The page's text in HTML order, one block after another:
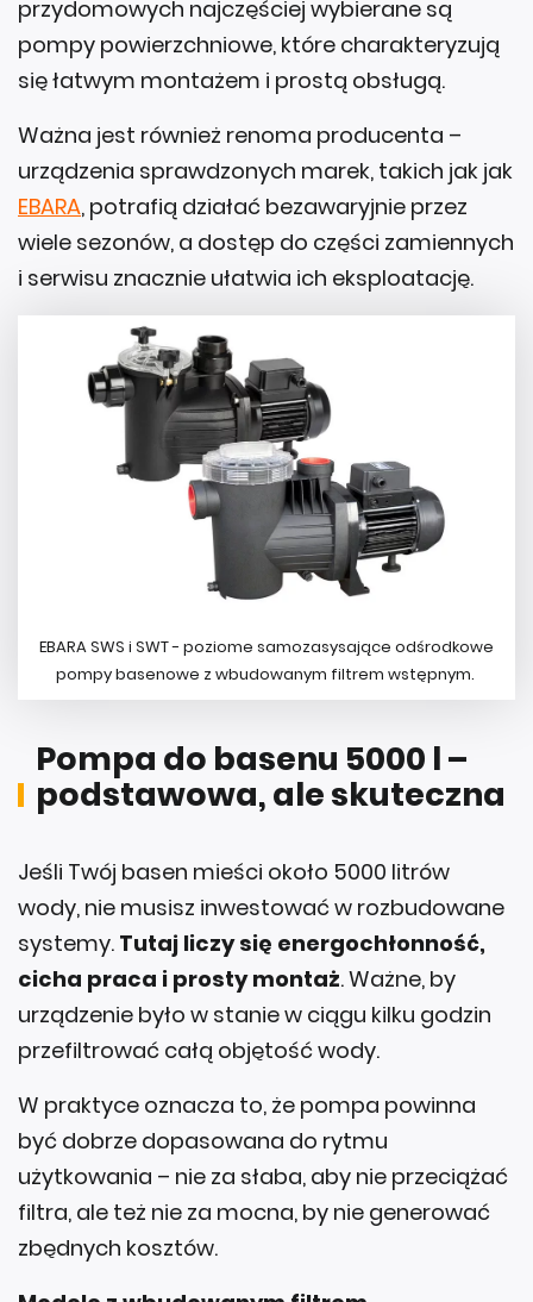
przydomowych najczęściej wybierane są
pompy powierzchniowe, które charakteryzują
się łatwym montażem i prostą obsługą.
Ważna jest również renoma producenta –
urządzenia sprawdzonych marek, takich jak jak
EBARA, potrafią działać bezawaryjnie przez
wiele sezonów, a dostęp do części zamiennych
i serwisu znacznie ułatwia ich eksploatację.
EBARA SWS i SWT - poziome samozasysające odśrodkowe
pompy basenowe z wbudowanym filtrem wstępnym.
Pompa do basenu 5000 l –
podstawowa, ale skuteczna
Jeśli Twój basen mieści około 5000 litrów
wody, nie musisz inwestować w rozbudowane
systemy. Tutaj liczy się energochłonność,
cicha praca i prosty montaż. Ważne, by
urządzenie było w stanie w ciągu kilku godzin
przefiltrować całą objętość wody.
W praktyce oznacza to, że pompa powinna
być dobrze dopasowana do rytmu
użytkowania – nie za słaba, aby nie przeciążać
filtra, ale też nie za mocna, by nie generować
zbędnych kosztów.